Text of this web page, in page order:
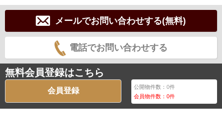
メールでお問い合わせする(無料)
電話でお問い合わせする
無料会員登録はこちら
会員登録 公開物件数：0件
会員物件数：0件